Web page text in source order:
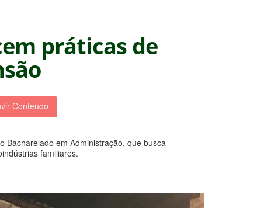
práticas de
Conteúdo
Bacharelado em Administração, que busca
familiares.